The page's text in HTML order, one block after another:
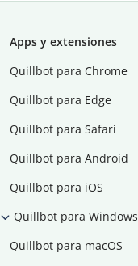
Apps y extensiones
Quillbot para Chrome
Quillbot para Edge
Quillbot para Safari
Quillbot para Android
Quillbot para iOS
Quillbot para Windows
Quillbot para macOS